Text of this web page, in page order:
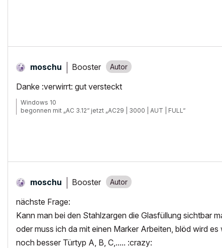
moschu Booster
Danke :verwirrt: gut versteckt
Windows 10
begonnen mit „AC 3.12“ jetzt „AC29 | 3000 | AUT | FULL“
moschu Booster
nächste Frage:
Kann man bei den Stahlzargen die Glasfüllung sichtbar
oder muss ich da mit einen Marker Arbeiten, blöd wird
noch besser Türtyp A, B, C,..... :crazy: